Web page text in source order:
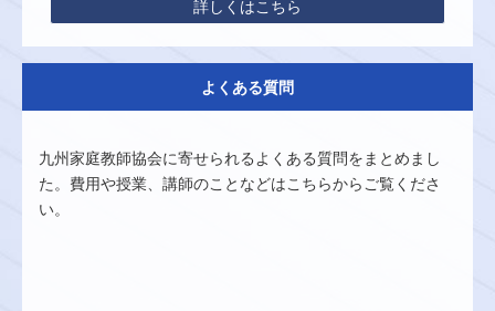
よくある質問
九州家庭教師協会に寄せられるよくある質問をまとめまし
た。費用や授業、講師のことなどはこちらからご覧くださ
い。